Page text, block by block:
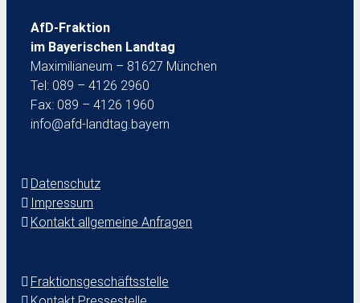
AfD-Fraktion
im Bayerischen Landtag
Maximilianeum – 81627 München
Tel: 089 – 4126 2960
Fax: 089 – 4126 1960
info@afd-landtag.bayern
Datenschutz
Impressum
Kontakt allgemeine Anfragen
Fraktionsgeschäftsstelle